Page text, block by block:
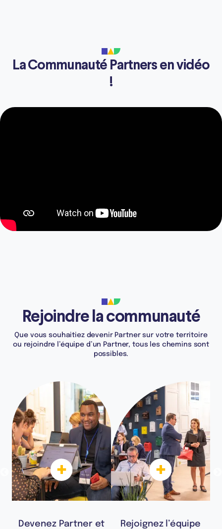
La Communauté Partners en vidéo
!
Rejoindre la communauté
Que vous souhaitiez devenir Partner sur votre territoire
ou rejoindre l’équipe d’un Partner, tous les chemins sont
possibles.
Devenez Partner et
Rejoignez l’équipe